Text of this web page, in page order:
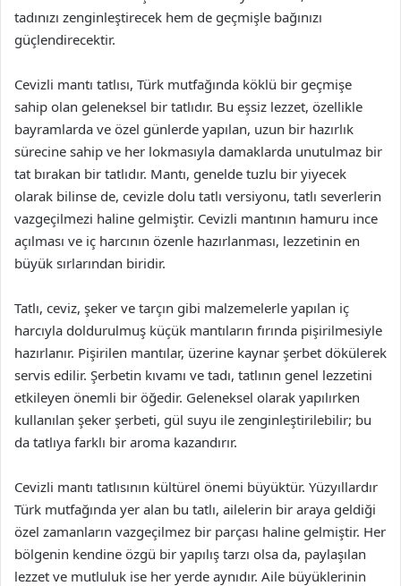
tadınızı zenginleştirecek hem de geçmişle bağınızı
güçlendirecektir.
Cevizli mantı tatlısı, Türk mutfağında köklü bir geçmişe
sahip olan geleneksel bir tatlıdır. Bu eşsiz lezzet, özellikle
bayramlarda ve özel günlerde yapılan, uzun bir hazırlık
sürecine sahip ve her lokmasıyla damaklarda unutulmaz bir
tat bırakan bir tatlıdır. Mantı, genelde tuzlu bir yiyecek
olarak bilinse de, cevizle dolu tatlı versiyonu, tatlı severlerin
vazgeçilmezi haline gelmiştir. Cevizli mantının hamuru ince
açılması ve iç harcının özenle hazırlanması, lezzetinin en
büyük sırlarından biridir.
Tatlı, ceviz, şeker ve tarçın gibi malzemelerle yapılan iç
harcıyla doldurulmuş küçük mantıların fırında pişirilmesiyle
hazırlanır. Pişirilen mantılar, üzerine kaynar şerbet dökülerek
servis edilir. Şerbetin kıvamı ve tadı, tatlının genel lezzetini
etkileyen önemli bir öğedir. Geleneksel olarak yapılırken
kullanılan şeker şerbeti, gül suyu ile zenginleştirilebilir; bu
da tatlıya farklı bir aroma kazandırır.
Cevizli mantı tatlısının kültürel önemi büyüktür. Yüzyıllardır
Türk mutfağında yer alan bu tatlı, ailelerin bir araya geldiği
özel zamanların vazgeçilmez bir parçası haline gelmiştir. Her
bölgenin kendine özgü bir yapılış tarzı olsa da, paylaşılan
lezzet ve mutluluk ise her yerde aynıdır. Aile büyüklerinin